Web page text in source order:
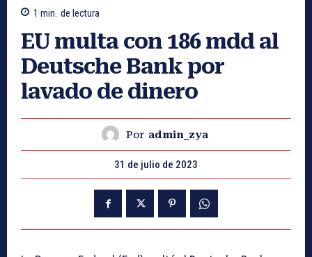
1 min. de lectura
EU multa con 186 mdd al
Deutsche Bank por
lavado de dinero
Por admin_zya
31 de julio de 2023